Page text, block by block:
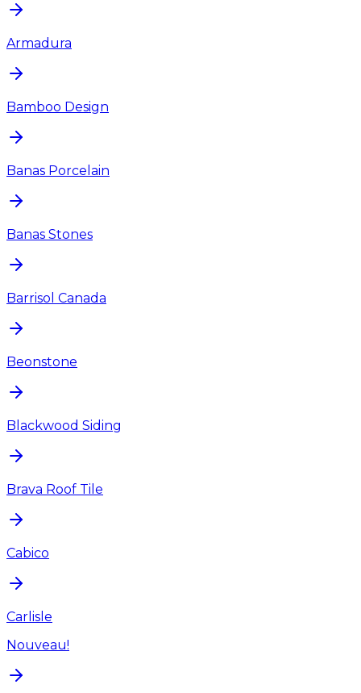
Armadura
Bamboo Design
Banas Porcelain
Banas Stones
Barrisol Canada
Beonstone
Blackwood Siding
Brava Roof Tile
Cabico
Carlisle
Nouveau!